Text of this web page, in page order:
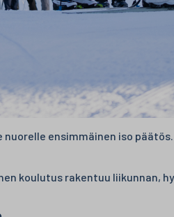
nuorelle ensimmäinen iso
koulutus rakentuu liikunnan,